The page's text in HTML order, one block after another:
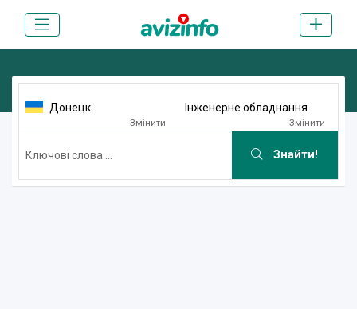
Донецк
Змінити
Інженерне обладнання
Змінити
Знайти!